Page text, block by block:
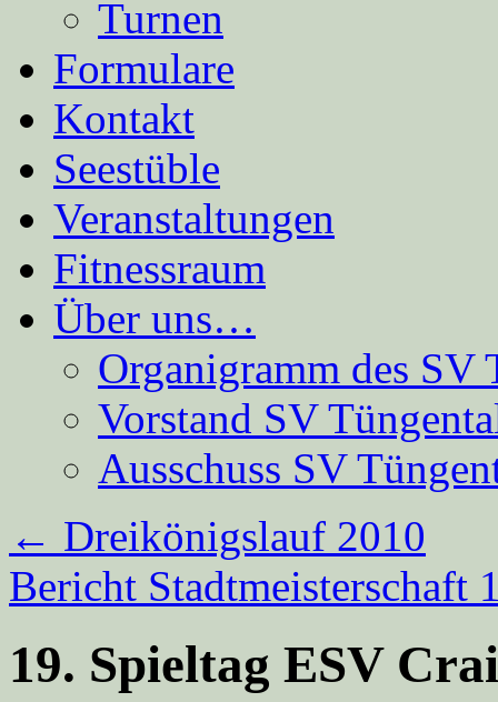
Turnen
Formulare
Kontakt
Seestüble
Veranstaltungen
Fitnessraum
Über uns…
Organigramm des SV
Vorstand SV
Ausschuss SV
← Dreikönigslauf 2010
Bericht Stadtmeisterschaft
19. Spieltag ESV